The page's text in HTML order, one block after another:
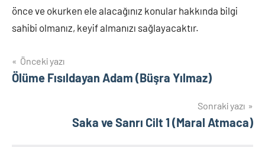
önce ve okurken ele alacağınız konular hakkında bilgi
sahibi olmanız, keyif almanızı sağlayacaktır.
Yazı
gezinmesi
Önceki yazı
Ölüme Fısıldayan Adam (Büşra Yılmaz)
Sonraki yazı
Saka ve Sanrı Cilt 1 (Maral Atmaca)